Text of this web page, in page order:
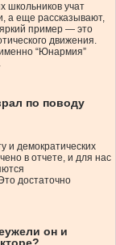
школьников учат
а еще рассказывают,
пример — это
движения.
“Юнармия”
по поводу
и демократических
в отчете, и для нас
достаточно
он и